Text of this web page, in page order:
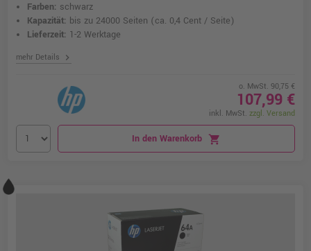
Farben: schwarz
Kapazität: bis zu 24000 Seiten (ca. 0,4 Cent / Seite)
Lieferzeit: 1-2 Werktage
mehr Details chevron_right
o. MwSt. 90,75 €
107,99 €
inkl. MwSt. zzgl. Versand
In den Warenkorb shopping_cart